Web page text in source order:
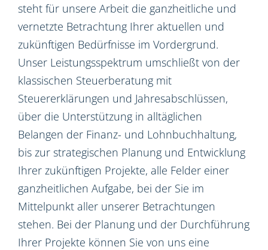
steht für unsere Arbeit die ganzheitliche und
vernetzte Betrachtung Ihrer aktuellen und
zukünftigen Bedürfnisse im Vordergrund.
Unser Leistungsspektrum umschließt von der
klassischen Steuerberatung mit
Steuererklärungen und Jahresabschlüssen,
über die Unterstützung in alltäglichen
Belangen der Finanz- und Lohnbuchhaltung,
bis zur strategischen Planung und Entwicklung
Ihrer zukünftigen Projekte, alle Felder einer
ganzheitlichen Aufgabe, bei der Sie im
Mittelpunkt aller unserer Betrachtungen
stehen. Bei der Planung und der Durchführung
Ihrer Projekte können Sie von uns eine